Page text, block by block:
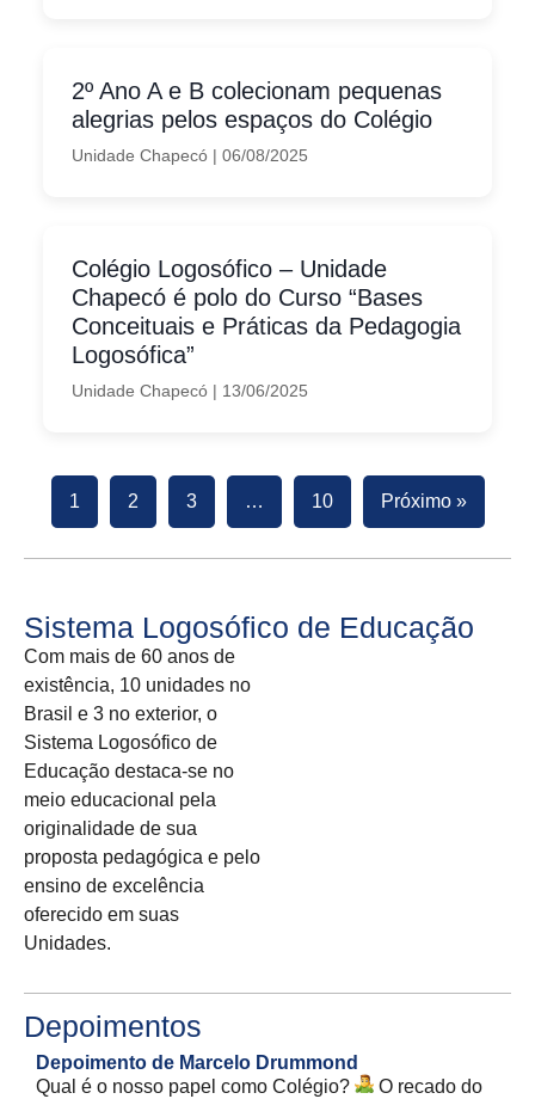
2º Ano A e B colecionam pequenas
alegrias pelos espaços do Colégio
Unidade Chapecó | 06/08/2025
Colégio Logosófico – Unidade
Chapecó é polo do Curso “Bases
Conceituais e Práticas da Pedagogia
Logosófica”
Unidade Chapecó | 13/06/2025
1 2 3 … 10 Próximo »
Sistema Logosófico de Educação
Com mais de 60 anos de
existência, 10 unidades no
Brasil e 3 no exterior, o
Sistema Logosófico de
Educação destaca-se no
meio educacional pela
originalidade de sua
proposta pedagógica e pelo
ensino de excelência
oferecido em suas
Unidades.
Depoimentos
Depoimento de Marcelo Drummond
Qual é o nosso papel como Colégio?
O recado do